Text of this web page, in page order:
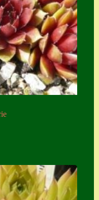
Zahlung
Zahlungs- &
Versandinfos
Zubehör
Zubehör